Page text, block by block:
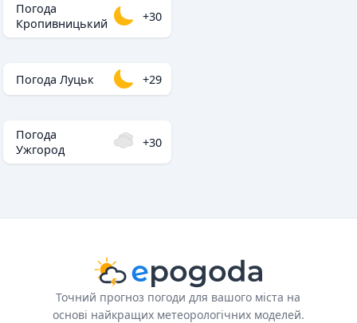
Погода
Кропивницький
+30
Погода Луцьк +29
Погода
Ужгород
+30
Точний прогноз погоди для вашого міста на
основі найкращих метеорологічних моделей.